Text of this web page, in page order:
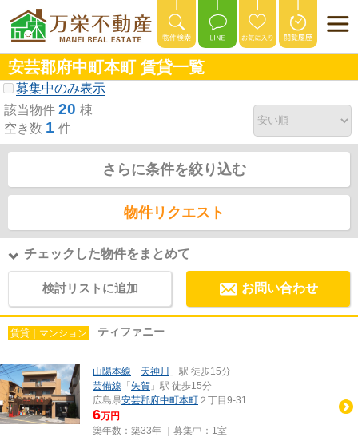
安芸郡府中町本町 賃貸一覧
募集中のみ表示
該当物件 20 棟
空き数 1 件
さらに条件を絞り込む
物件リクエスト
チェックした物件をまとめて
検討リストに追加 お問い合わせ
賃貸｜マンション ティファニー
山陽本線 「天神川
」駅 徒歩15分
芸備線 「矢賀 」駅 徒歩15分
広島県安芸郡府中町本町 ２丁目9-31
6万円
築年数：築33年 ｜募集中： 1室